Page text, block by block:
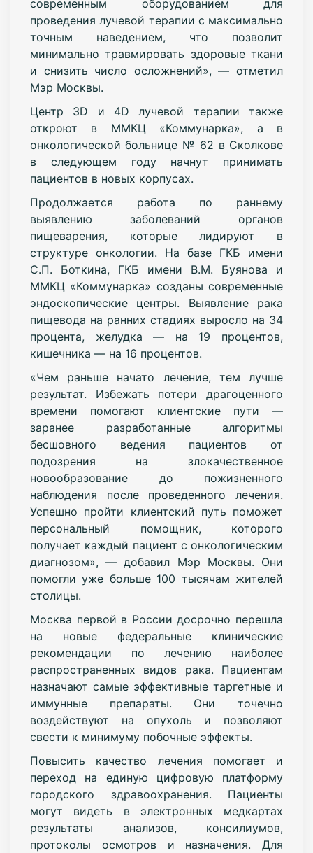
современным оборудованием для
проведения лучевой терапии с максимально
точным наведением, что позволит
минимально травмировать здоровые ткани
и снизить число осложнений», — отметил
Мэр Москвы.
Центр 3D и 4D лучевой терапии также
откроют в ММКЦ «Коммунарка», а в
онкологической больнице № 62 в Сколкове
в следующем году начнут принимать
пациентов в новых корпусах.
Продолжается работа по раннему
выявлению заболеваний органов
пищеварения, которые лидируют в
структуре онкологии. На базе ГКБ имени
С.П. Боткина, ГКБ имени В.М. Буянова и
ММКЦ «Коммунарка» созданы современные
эндоскопические центры. Выявление рака
пищевода на ранних стадиях выросло на 34
процента, желудка — на 19 процентов,
кишечника — на 16 процентов.
«Чем раньше начато лечение, тем лучше
результат. Избежать потери драгоценного
времени помогают клиентские пути —
заранее разработанные алгоритмы
бесшовного ведения пациентов от
подозрения на злокачественное
новообразование до пожизненного
наблюдения после проведенного лечения.
Успешно пройти клиентский путь поможет
персональный помощник, которого
получает каждый пациент с онкологическим
диагнозом», — добавил Мэр Москвы. Они
помогли уже больше 100 тысячам жителей
столицы.
Москва первой в России досрочно перешла
на новые федеральные клинические
рекомендации по лечению наиболее
распространенных видов рака. Пациентам
назначают самые эффективные таргетные и
иммунные препараты. Они точечно
воздействуют на опухоль и позволяют
свести к минимуму побочные эффекты.
Повысить качество лечения помогает и
переход на единую цифровую платформу
городского здравоохранения. Пациенты
могут видеть в электронных медкартах
результаты анализов, консилиумов,
протоколы осмотров и назначения. Для